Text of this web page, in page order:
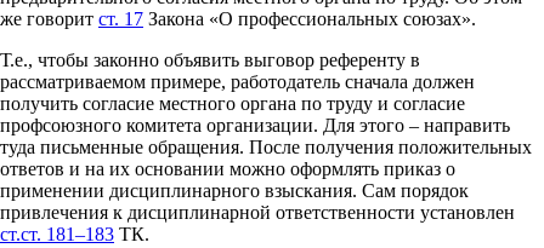
же говорит ст. 17 Закона «О профессиональных союзах».
Т.е., чтобы законно объявить выговор референту в
рассматриваемом примере, работодатель сначала должен
получить согласие местного органа по труду и согласие
профсоюзного комитета организации. Для этого – направить
туда письменные обращения. После получения положительных
ответов и на их основании можно оформлять приказ о
применении дисциплинарного взыскания. Сам порядок
привлечения к дисциплинарной ответственности установлен
ст.ст. 181–183 ТК.